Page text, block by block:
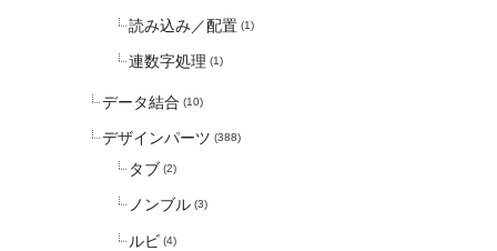
読み込み／配置 (1)
連数字処理 (1)
データ結合 (10)
デザインパーツ (388)
タブ (2)
ノンブル (3)
ルビ (4)